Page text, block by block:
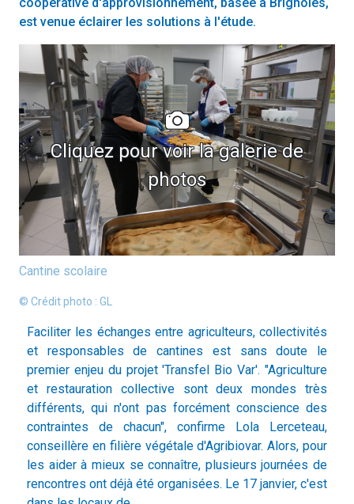
coopérative d'approvisionnement, basée à Brignoles,
est venue éclairer les solutions à l'étude.
Cliquez pour voir la galerie de
photos
Cantine scolaire
© Crédit photo : GL
Faciliter les échanges entre agriculteurs, collectivités
et responsables de cantines est sans doute le
premier enjeu du projet 'Transfel Bio Var'. "Agriculture
et restauration collective sont deux mondes très
différents, qui n'ont pas forcément conscience des
contraintes de chacun", confirme Lola Lerceteau,
conseillère en filière végétale d'Agribiovar. Alors, pour
les aider à mieux se connaître, plusieurs journées de
rencontres ont déjà été organisées. Le 17 janvier, c'est